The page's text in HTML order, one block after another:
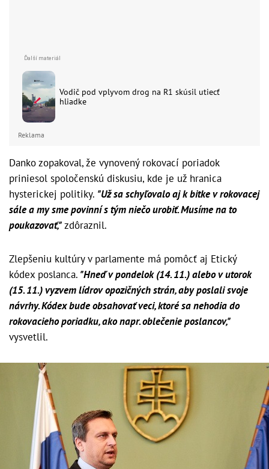
Vodič pod vplyvom drog na R1 skúsil utiecť
hliadke
Reklama
Danko zopakoval, že vynovený rokovací poriadok
priniesol spoločenskú diskusiu, kde je už hranica
hysterickej politiky. "Už sa schyľovalo aj k bitke v rokovacej
sále a my sme povinní s tým niečo urobiť. Musíme na to
poukazovať,"zdôraznil.
Zlepšeniu kultúry v parlamente má pomôcť aj Etický
kódex poslanca. "Hneď v pondelok (14. 11.) alebo v utorok
(15. 11.) vyzvem lídrov opozičných strán, aby poslali svoje
návrhy. Kódex bude obsahovať veci, ktoré sa nehodia do
rokovacieho poriadku, ako napr. oblečenie poslancov,"
vysvetlil.